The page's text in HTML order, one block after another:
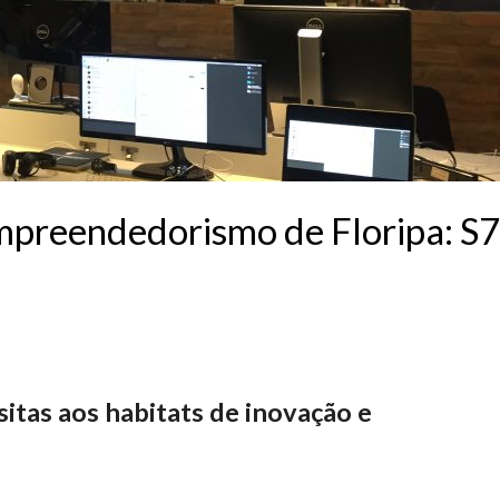
de Floripa: S7
aos habitats de inovação e